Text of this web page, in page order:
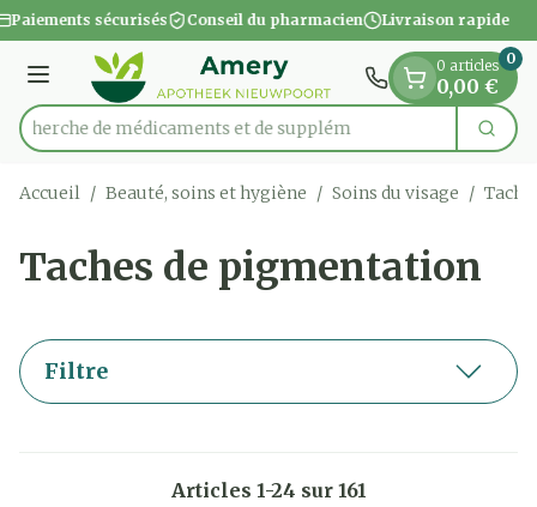
Aller au contenu
1 de 1
Paiements sécurisés Conseil du pharmacien Livraison rapide
Menu
Rechercher
Recherche de médica
0 articles
0,00 €
0
Accueil / Beauté, soins et hygiène / Soins du visage /
Taches de pigmentation
Filtre
Articles 1-24 sur 161